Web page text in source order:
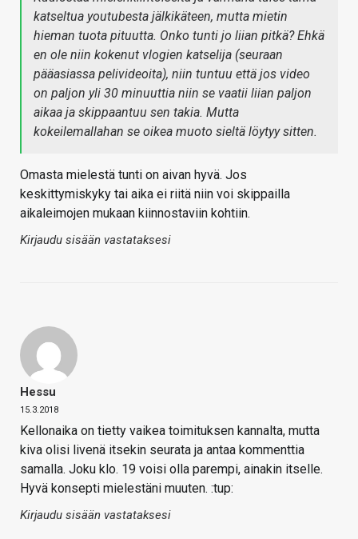
katseltua youtubesta jälkikäteen, mutta mietin
hieman tuota pituutta. Onko tunti jo liian pitkä? Ehkä
en ole niin kokenut vlogien katselija (seuraan
pääasiassa pelivideoita), niin tuntuu että jos video
on paljon yli 30 minuuttia niin se vaatii liian paljon
aikaa ja skippaantuu sen takia. Mutta
kokeilemallahan se oikea muoto sieltä löytyy sitten.
Omasta mielestä tunti on aivan hyvä. Jos
keskittymiskyky tai aika ei riitä niin voi skippailla
aikaleimojen mukaan kiinnostaviin kohtiin.
Kirjaudu sisään vastataksesi
Hessu
15.3.2018
Kellonaika on tietty vaikea toimituksen kannalta, mutta
kiva olisi livenä itsekin seurata ja antaa kommenttia
samalla. Joku klo. 19 voisi olla parempi, ainakin itselle.
Hyvä konsepti mielestäni muuten. :tup:
Kirjaudu sisään vastataksesi